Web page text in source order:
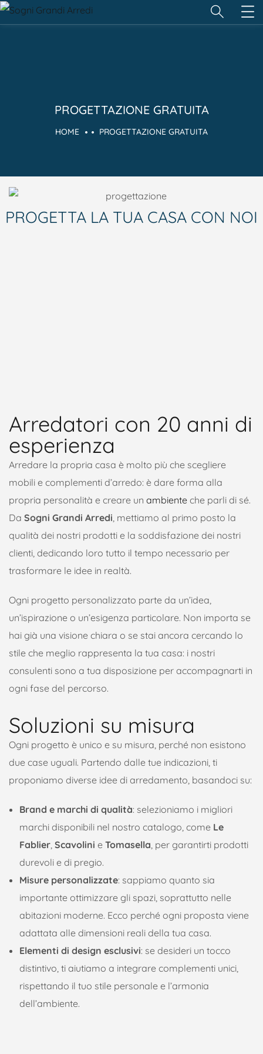
PROGETTAZIONE GRATUITA
HOME PROGETTAZIONE GRATUITA
PROGETTA LA TUA CASA CON NOI
Arredatori con 20 anni di
esperienza
Arredare la propria casa è molto più che scegliere
mobili e complementi d’arredo: è dare forma alla
propria personalità e creare un ambiente che parli di sé.
Da Sogni Grandi Arredi, mettiamo al primo posto la
qualità dei nostri prodotti e la soddisfazione dei nostri
clienti, dedicando loro tutto il tempo necessario per
trasformare le idee in realtà.
Ogni progetto personalizzato parte da un’idea,
un’ispirazione o un’esigenza particolare. Non importa se
hai già una visione chiara o se stai ancora cercando lo
stile che meglio rappresenta la tua casa: i nostri
consulenti sono a tua disposizione per accompagnarti in
ogni fase del percorso.
Soluzioni su misura
Ogni progetto è unico e su misura, perché non esistono
due case uguali. Partendo dalle tue indicazioni, ti
proponiamo diverse idee di arredamento, basandoci su:
Brand e marchi di qualità: selezioniamo i migliori
marchi disponibili nel nostro catalogo, come Le
Fablier, Scavolini e Tomasella, per garantirti prodotti
durevoli e di pregio.
Misure personalizzate: sappiamo quanto sia
importante ottimizzare gli spazi, soprattutto nelle
abitazioni moderne. Ecco perché ogni proposta viene
adattata alle dimensioni reali della tua casa.
Elementi di design esclusivi: se desideri un tocco
distintivo, ti aiutiamo a integrare complementi unici,
rispettando il tuo stile personale e l’armonia
dell’ambiente.